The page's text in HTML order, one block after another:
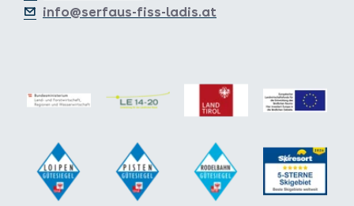
info@serfaus-fiss-ladis.at